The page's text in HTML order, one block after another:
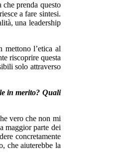
che prenda questo
a fare sintesi.
una leadership
mettono l’etica al
riscoprire questa
solo attraverso
in merito? Quali
vero che non mi
maggior parte dei
concretamente
che aiuterebbe la